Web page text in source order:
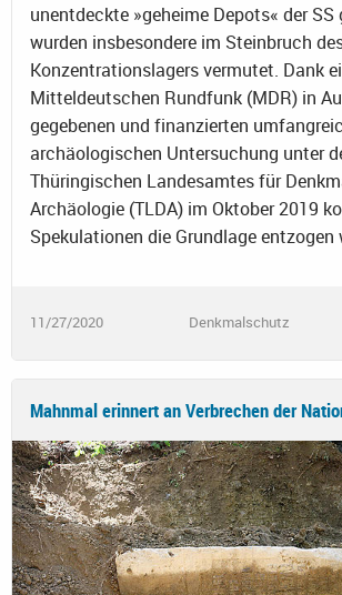
unentdeckte »geheime Depots« der SS
wurden insbesondere im Steinbruch
Konzentrationslagers vermutet. Dank
Mitteldeutschen Rundfunk (MDR) in
gegebenen und finanzierten
archäologischen Untersuchung unter
Thüringischen Landesamtes für
Archäologie (TLDA) im Oktober 2019
Spekulationen die Grundlage entzogen
11/27/2020 Denkmalschutz
Mahnmal erinnert an Verbrechen der